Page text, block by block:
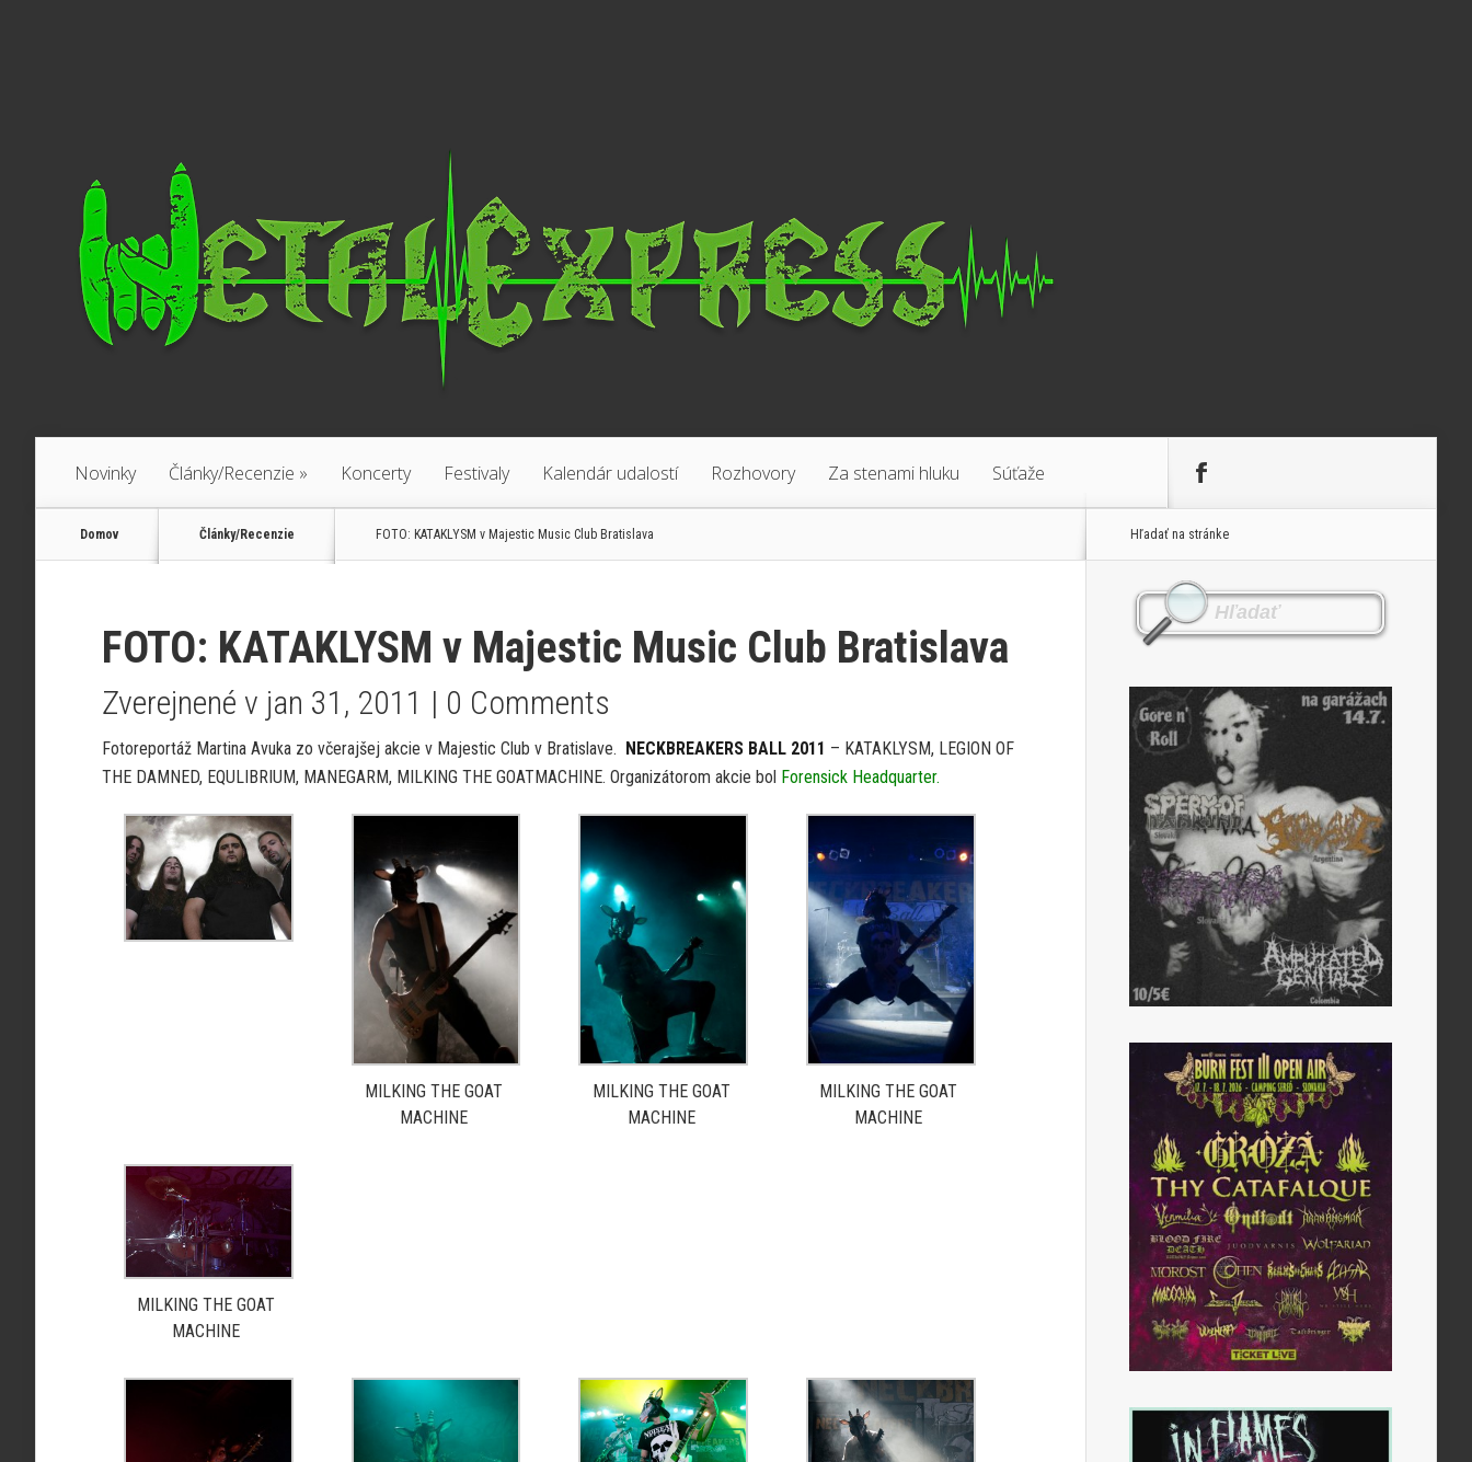
Novinky Články/Recenzie » Koncerty Festivaly Kalendár udalostí Rozhovory Za stenami hluku Súťaže
Domov Články/Recenzie FOTO: KATAKLYSM v Majestic Music Club Bratislava
FOTO: KATAKLYSM v Majestic Music Club Bratislava
Zverejnené v jan 31, 2011 | 0 Comments
Fotoreportáž Martina Avuka zo včerajšej akcie v Majestic Club v Bratislave. NECKBREAKERS BALL 2011 – KATAKLYSM, LEGION OF
THE DAMNED, EQULIBRIUM, MANEGARM, MILKING THE GOATMACHINE. Organizátorom akcie bol Forensick Headquarter.
MILKING THE GOAT
MACHINE
MILKING THE GOAT
MACHINE
MILKING THE GOAT
MACHINE
MILKING THE GOAT
MACHINE
Hľadať na stránke